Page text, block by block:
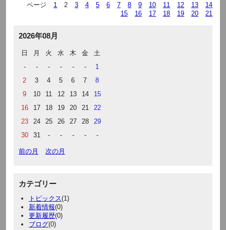
ページ
1 2 3 4 5 6 7 8 9 10 11 12 13
14
15
16 17 18 19 20 21
2026年08月
日 月 火 水 木 金
土
-
- - - - -
1
2
3 4 5 6 7
8
9
10 11 12 13 14
15
16
17 18 19 20 21
22
23
24 25 26 27 28
29
30
31 - - - - -
前の月 次の月
カテゴリー
トピックス(1)
新着情報(0)
更新履歴(0)
ブログ(0)